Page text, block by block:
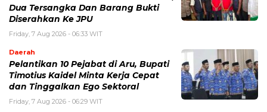
Dua Tersangka Dan Barang Bukti
Diserahkan Ke JPU
Friday, 7 Aug 2026 - 06:33 WIT
Daerah
Pelantikan 10 Pejabat di Aru, Bupati
Timotius Kaidel Minta Kerja Cepat
dan Tinggalkan Ego Sektoral
Friday, 7 Aug 2026 - 06:29 WIT